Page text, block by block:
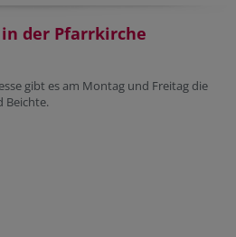
der Pfarrkirche
gibt es am Montag und Freitag die
Beichte.